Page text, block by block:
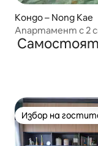
Кондо – Nong Kae
Апартамент с 2
Избор на
Избор на